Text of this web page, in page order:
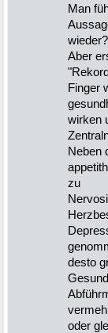
Man
Aber
Finger
wirken
Neben
zu
desto
oder